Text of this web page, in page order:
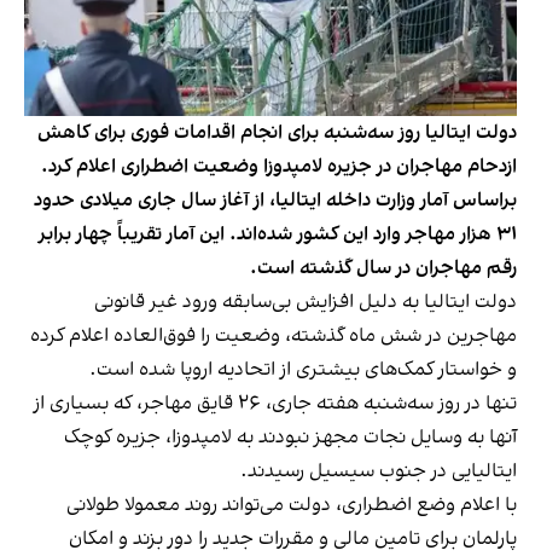
دولت ایتالیا روز سه‌شنبه برای انجام اقدامات فوری برای کاهش
ازدحام مهاجران در جزیره لامپدوزا وضعیت اضطراری اعلام کرد.
براساس آمار وزارت داخله ایتالیا، از آغاز سال جاری میلادی حدود
۳۱ هزار مهاجر وارد این کشور شده‌اند. این آمار تقریباً چهار برابر
رقم مهاجران در سال گذشته است.
دولت ایتالیا به دلیل افزایش بی‌سابقه ورود غیر قانونی
مهاجرین در شش ماه گذشته، وضعیت را فوق‌العاده اعلام کرده
و خواستار کمک‌های بیشتری از اتحادیه اروپا شده است.
تنها در روز سه‌شنبه هفته جاری، ۲۶ قایق مهاجر، که بسیاری از
آنها به وسایل نجات مجهز نبودند به لامپدوزا، جزیره کوچک
ایتالیایی در جنوب سیسیل رسیدند.
با اعلام وضع اضطراری، دولت می‌تواند روند معمولا طولانی
پارلمان برای تامین مالی و مقررات جدید را دور بزند و امکان